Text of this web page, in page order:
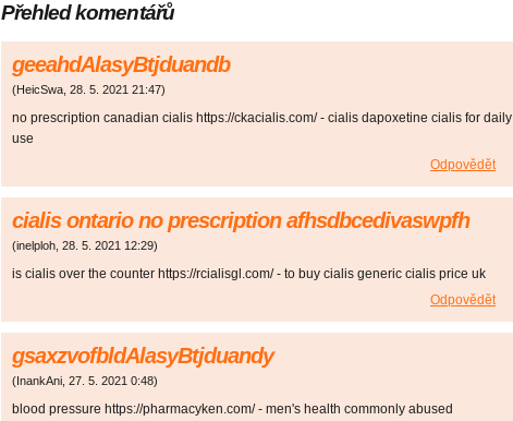
Přehled komentářů
geeahdAlasyBtjduandb
(HeicSwa 28. 5. 2021 21:47)
no prescription canadian cialis https://ckacialis.com/ - cialis dapoxetine cialis for daily
use
Odpovědět
cialis ontario no prescription afhsdbcedivaswpfh
(inelploh 28. 5. 2021 12:29)
is cialis over the counter https://rcialisgl.com/ - to buy cialis generic cialis price uk
Odpovědět
gsaxzvofbldAlasyBtjduandy
(InankAni 27. 5. 2021 0:48)
blood pressure https://pharmacyken.com/ - men's health commonly abused